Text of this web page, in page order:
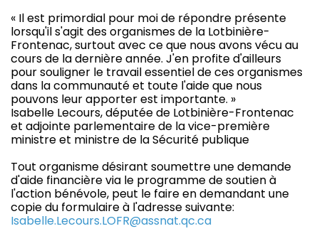
« Il est primordial pour moi de répondre présente
lorsqu'il s'agit des organismes de la Lotbinière-
Frontenac, surtout avec ce que nous avons vécu au
cours de la dernière année. J'en profite d'ailleurs
pour souligner le travail essentiel de ces organismes
dans la communauté et toute l'aide que nous
pouvons leur apporter est importante. »
Isabelle Lecours, députée de Lotbinière-Frontenac
et adjointe parlementaire de la vice-première
ministre et ministre de la Sécurité publique
Tout organisme désirant soumettre une demande
d'aide financière via le programme de soutien à
l'action bénévole, peut le faire en demandant une
copie du formulaire à l'adresse suivante:
Isabelle.Lecours.LOFR@assnat.qc.ca